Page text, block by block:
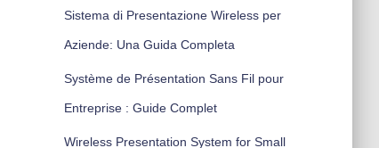
Sistema di Presentazione Wireless per
Aziende: Una Guida Completa
Système de Présentation Sans Fil pour
Entreprise : Guide Complet
Wireless Presentation System for Small